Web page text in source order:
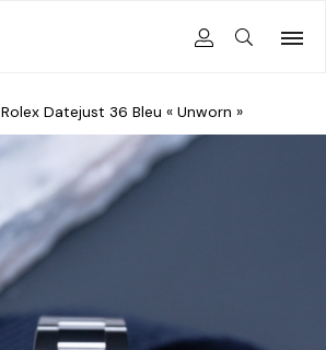
Rolex Datejust 36 Bleu « Unworn »